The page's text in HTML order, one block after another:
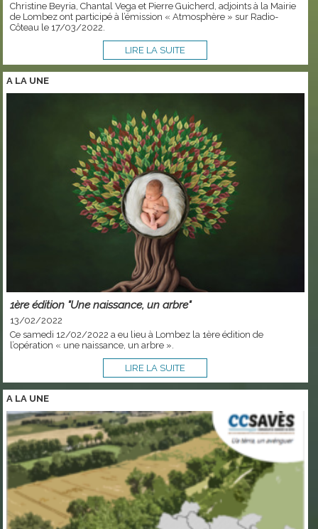
Christine Beyria, Chantal Vega et Pierre Guicherd, adjoints à la Mairie
de Lombez ont participé à l’émission « Atmosphère » sur Radio-
Côteau le 17/03/2022.
LIRE LA SUITE
A LA UNE
1ère édition "Une naissance, un arbre"
13/02/2022
Ce samedi 12/02/2022 a eu lieu à Lombez la 1ère édition de
l’opération « une naissance, un arbre ».
LIRE LA SUITE
A LA UNE